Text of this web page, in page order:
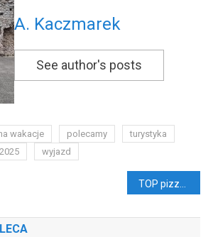
A. Kaczmarek
See author's posts
wakacje polecamy
turystyka
wyjazd